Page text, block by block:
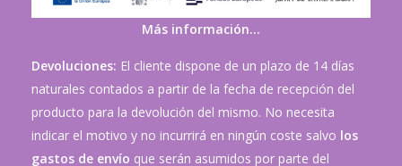
Más información…
Devoluciones: El cliente dispone de un plazo de 14 días
naturales contados a partir de la fecha de recepción del
producto para la devolución del mismo. No necesita
indicar el motivo y no incurrirá en ningún coste salvo los
gastos de envío que serán asumidos por parte del